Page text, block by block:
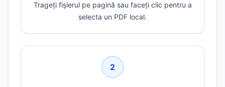
Trageți fișierul pe pagină sau faceți clic pentru a
selecta un PDF local.
2